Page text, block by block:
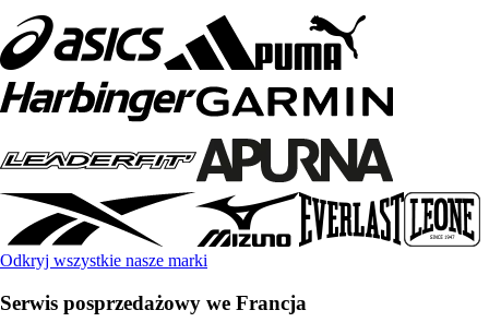
Odkryj wszystkie nasze marki
Serwis posprzedażowy we Francja